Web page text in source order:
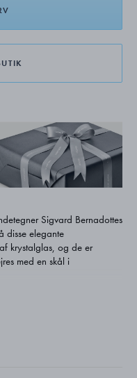
Sigvard Bernadottes
disse elegante
krystalglas, og de er
med en skål i